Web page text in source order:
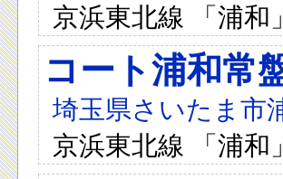
京浜東北線 「浦和
コート浦和常
埼玉県さいたま市
京浜東北線 「浦和